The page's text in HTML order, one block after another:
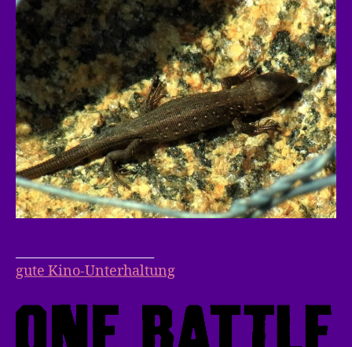
gute Kino-Unterhaltung